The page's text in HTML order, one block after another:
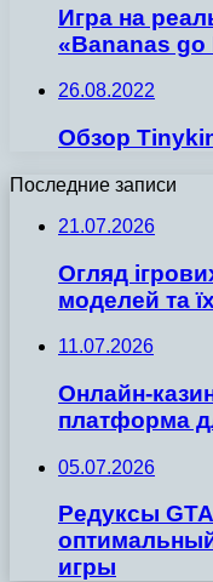
Игра на
«Bananas go
26.08.2022
Обзор
Последние записи
21.07.2026
Огляд
моделей та
11.07.2026
Онлайн-
платформа
05.07.2026
Редуксы
игры